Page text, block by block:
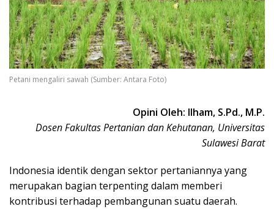
Petani mengaliri sawah (Sumber: Antara Foto)
Opini Oleh: Ilham, S.Pd., M.P.
Dosen Fakultas Pertanian dan Kehutanan, Universitas
Sulawesi Barat
Indonesia identik dengan sektor pertaniannya yang
merupakan bagian terpenting dalam memberi
kontribusi terhadap pembangunan suatu daerah.